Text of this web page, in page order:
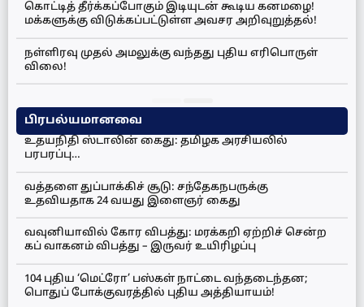
கொட்டித் தீர்க்கப்போகும் இடியுடன் கூடிய கனமழை!
மக்களுக்கு விடுக்கப்பட்டுள்ள அவசர அறிவுறுத்தல்!
நள்ளிரவு முதல் அமலுக்கு வந்தது புதிய எரிபொருள்
விலை!
பிரபல்யமானவை
உதயநிதி ஸ்டாலின் கைது: தமிழக அரசியலில்
பரபரப்பு…
வத்தளை துப்பாக்கிச் சூடு: சந்தேகநபருக்கு
உதவியதாக 24 வயது இளைஞர் கைது
வவுனியாவில் கோர விபத்து: மரக்கறி ஏற்றிச் சென்ற
கப் வாகனம் விபத்து – இருவர் உயிரிழப்பு
104 புதிய ‘மெட்ரோ’ பஸ்கள் நாட்டை வந்தடைந்தன;
பொதுப் போக்குவரத்தில் புதிய அத்தியாயம்!